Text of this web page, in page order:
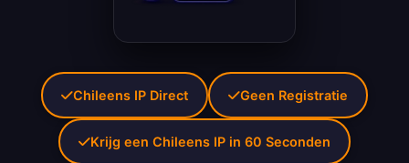
Chileens IP Direct Geen Registratie
Krijg een Chileens IP in 60 Seconden